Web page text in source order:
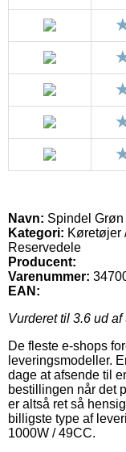
Navn: Spindel
Kategori: Køretøjer
Reservedele
Producent:
Varenummer:
EAN:
Vurderet til 3.6 ud af
De fleste e-shops
leveringsmodeller.
dage at afsende til
bestillingen når det
er altså ret så
billigste type af
1000W / 49CC.